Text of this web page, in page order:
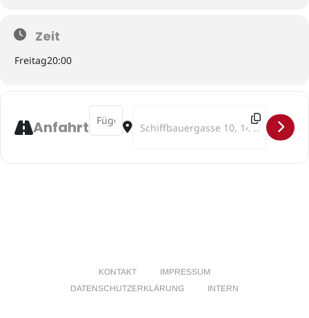
Zeit
Freitag20:00
Anfahrt
Address - JazzLab goes to the movies! []
Destination Address - JazzLab goes
KONTAKT
IMPRESSUM
DATENSCHUTZERKLÄRUNG
INTERN